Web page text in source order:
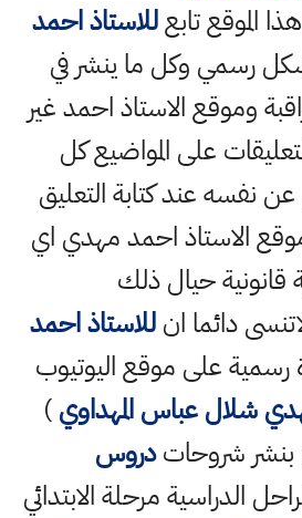
هذا الموقع تابعللاستاذ احمد
رسمي وكل ما ينشر في
وموقع الاستاذ احمد غير
على المواضيع كل
عند كتابة التعليق
الاستاذ احمد مهدي اي
قانونية حيال ذلك
دائما انللاستاذ احمد
رسمية على موقع اليوتيوب
شلال عباس المهداوي)
شروحاتدروس
الدراسية مرحلة الابتدائي